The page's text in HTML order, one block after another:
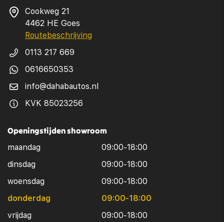
Cookweg 21
4462 HE Goes
Routebeschrijving
0113 217 669
0616650353
info@dahabautos.nl
KVK 85023256
Openingstijden showroom
maandag
09:00-18:00
dinsdag
09:00-18:00
woensdag
09:00-18:00
donderdag
09:00-18:00
vrijdag
09:00-18:00